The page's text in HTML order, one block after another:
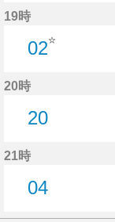
19時
02☆
20時
20
21時
04